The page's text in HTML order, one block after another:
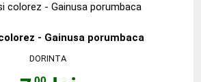
- Gainusa porumbaca
DORINTA